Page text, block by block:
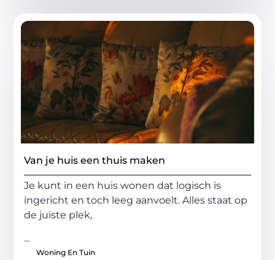
Van je huis een thuis maken
Je kunt in een huis wonen dat logisch is
ingericht en toch leeg aanvoelt. Alles staat op
de juiste plek,
...
Woning En Tuin